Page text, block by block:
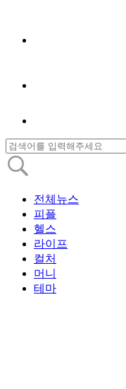
전체뉴스
피플
헬스
라이프
컬처
머니
테마